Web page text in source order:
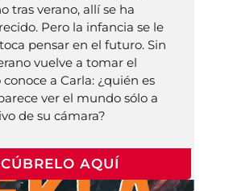
tras verano, allí se ha
Pero la infancia se le
pensar en el futuro. Sin
vuelve a tomar el
a Carla: ¿quién es
ver el mundo sólo a
de su cámara?
AQUÍ